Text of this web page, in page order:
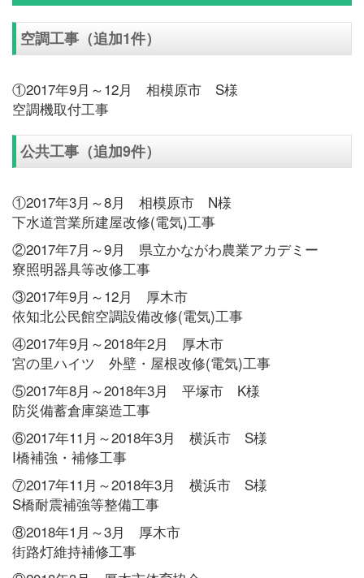
空調工事（追加1件）
①2017年9月～12月 相模原市 S様
空調機取付工事
公共工事（追加9件）
①2017年3月～8月 相模原市 N様
下水道営業所建屋改修(電気)工事
②2017年7月～9月 県立かながわ農業アカデミー
寮照明器具等改修工事
③2017年9月～12月 厚木市
依知北公民館空調設備改修(電気)工事
④2017年9月～2018年2月 厚木市
宮の里ハイツ 外壁・屋根改修(電気)工事
⑤2017年8月～2018年3月 平塚市 K様
防災備蓄倉庫築造工事
⑥2017年11月～2018年3月 横浜市 S様
I橋補強・補修工事
⑦2017年11月～2018年3月 横浜市 S様
S橋耐震補強等整備工事
⑧2018年1月～3月 厚木市
街路灯維持補修工事